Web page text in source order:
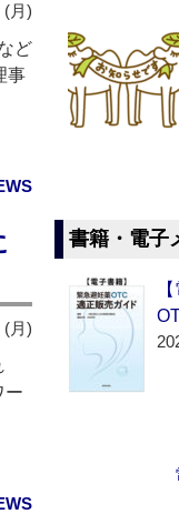
(月)
ど
事
(月)
ー
書籍・電子